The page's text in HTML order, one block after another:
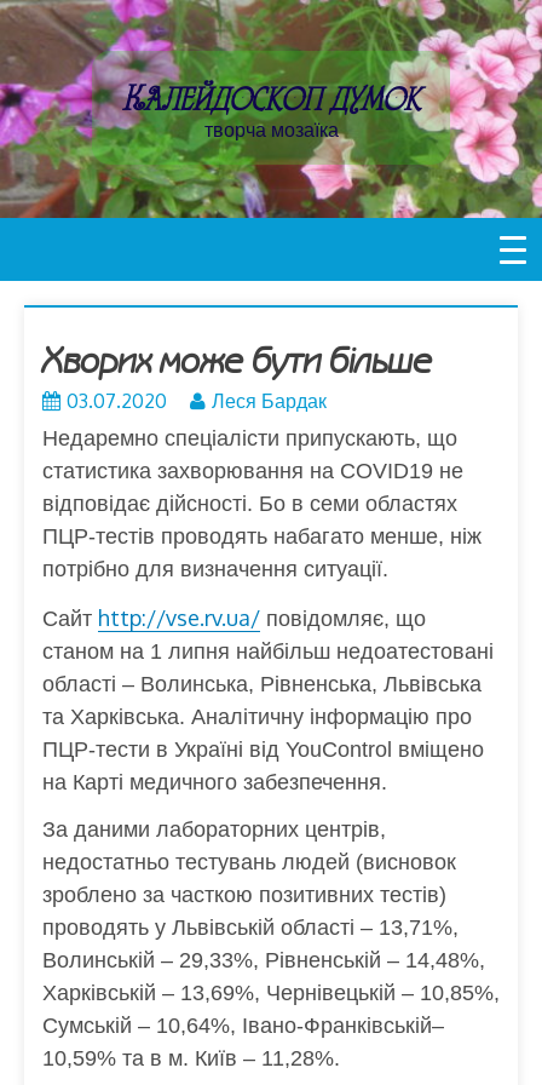
Пропустити
контент
Калейдоскоп думок
творча мозаїка
Хворих може бути більше
03.07.2020
Леся Бардак
Недаремно спеціалісти припускають, що
статистика захворювання на COVID19 не
відповідає дійсності. Бо в семи областях
ПЦР-тестів проводять набагато менше, ніж
потрібно для визначення ситуації.
Сайт http://vse.rv.ua/ повідомляє, що
станом на 1 липня найбільш недоатестовані
області – Волинська, Рівненська, Львівська
та Харківська. Аналітичну інформацію про
ПЦР-тести в Україні від YouControl вміщено
на Карті медичного забезпечення.
За даними лабораторних центрів,
недостатньо тестувань людей (висновок
зроблено за часткою позитивних тестів)
проводять у Львівській області ‒ 13,71%,
Волинській ‒ 29,33%, Рівненській ‒ 14,48%,
Харківській ‒ 13,69%, Чернівецькій ‒ 10,85%,
Сумській ‒ 10,64%, Івано-Франківській‒
10,59% та в м. Київ ‒ 11,28%.